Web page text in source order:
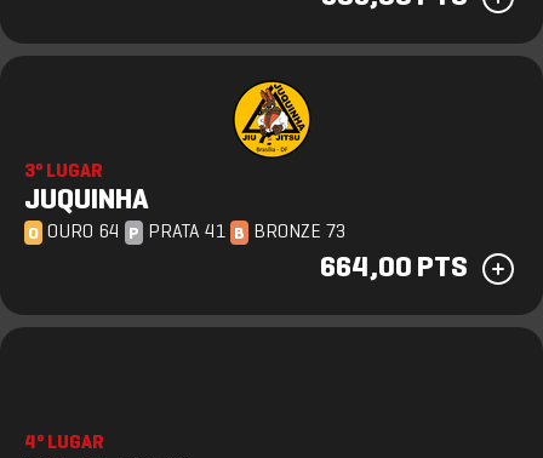
3º LUGAR
JUQUINHA
O OURO 64 P PRATA 41 B BRONZE 73
664,00 PTS
4º LUGAR